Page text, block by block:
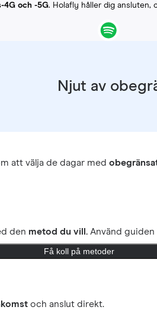
4G och -5G. Holafly håller dig ansluten,
Njut av
att välja de dagar med
den metod du vill. Använd
Få koll på metoder
och anslut direkt.